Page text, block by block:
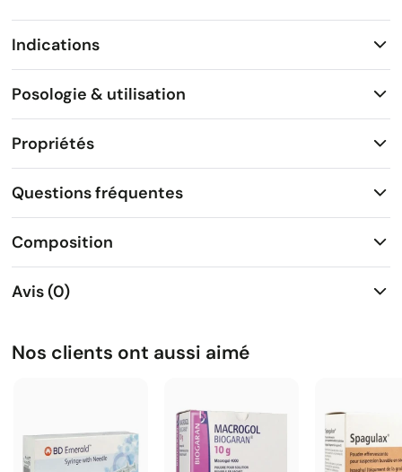
Indications
Posologie & utilisation
Propriétés
Questions fréquentes
Composition
Avis (0)
Nos clients ont aussi aimé